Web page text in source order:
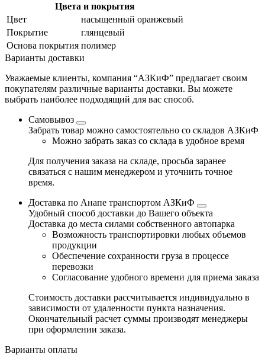
Цвета и покрытия
Цвет
насыщенный оранжевый
Покрытие
глянцевый
Основа покрытия полимер
Варианты доставки
Уважаемые клиенты, компания “АЗКиФ” предлагает своим
покупателям различные варианты доставки. Вы можете
выбрать наиболее подходящий для вас способ.
Самовывоз
Забрать товар можно самостоятельно со складов АЗКиФ
Можно забрать заказ со склада в удобное время
Для получения заказа на складе, просьба заранее
связаться с нашим менеджером и уточнить точное
время.
Доставка по Анапе транспортом АЗКиФ
Удобный способ доставки до Вашего объекта
Доставка до места силами собственного автопарка
Возможность транспортировки любых объемов
продукции
Обеспечение сохранности груза в процессе
перевозки
Согласование удобного времени для приема заказа
Стоимость доставки рассчитывается индивидуально в
зависимости от удаленности пункта назначения.
Окончательный расчет суммы производят менеджеры
при оформлении заказа.
Варианты оплаты